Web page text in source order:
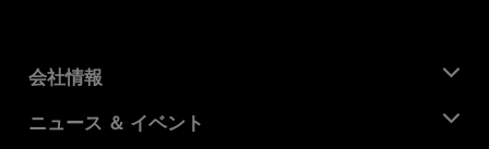
会社情報
AMD について
ニュース ＆ イベント